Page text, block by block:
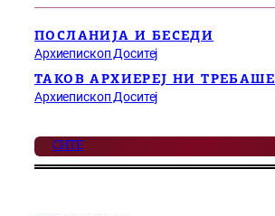
ПОСЛАНИЈА И БЕСЕДИ
Архиепископ Доситеј
ТАКОВ АРХИЕРЕЈ НИ ТРЕБАШЕ
Архиепископ Доситеј
СИТЕ